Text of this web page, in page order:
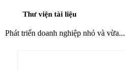
Thư viện tài liệu
Phát triển doanh nghiệp nhỏ và vừa...